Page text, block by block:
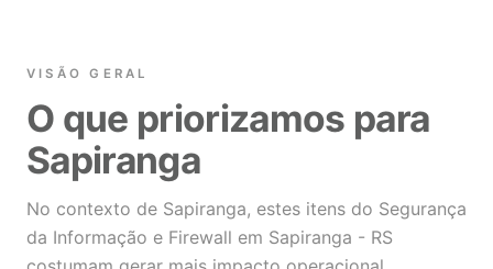
VISÃO GERAL
O que priorizamos para
Sapiranga
No contexto de Sapiranga, estes itens do Segurança
da Informação e Firewall em Sapiranga - RS